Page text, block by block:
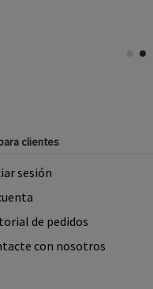
clientes
sesión
de pedidos
con nosotros